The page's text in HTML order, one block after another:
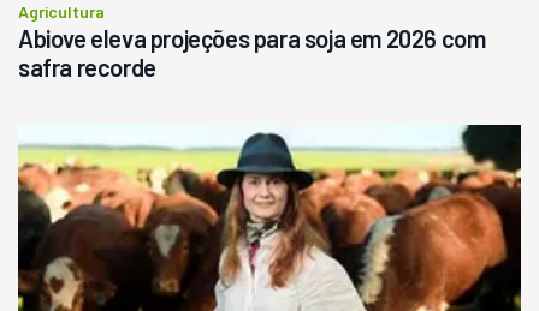
Agricultura
Abiove eleva projeções para soja em 2026 com
safra recorde